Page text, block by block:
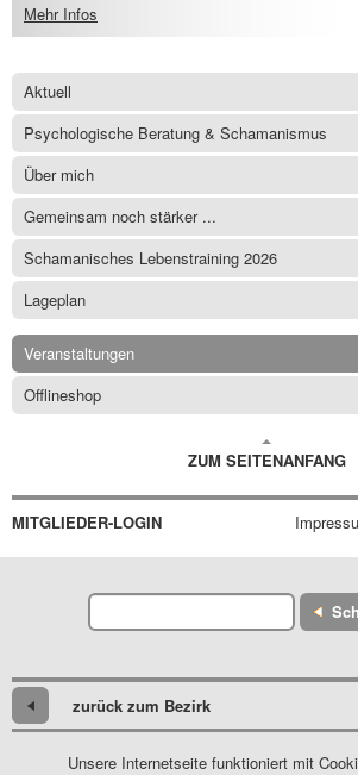
Mehr Infos
Aktuell
Psychologische Beratung & Schamanismus
Über mich
Gemeinsam noch stärker ...
Schamanisches Lebenstraining 2026
Lageplan
Veranstaltungen
Offlineshop
ZUM SEITENANFANG
MITGLIEDER-LOGIN
zurück zum Bezirk
Unsere Internetseite funktioniert mit